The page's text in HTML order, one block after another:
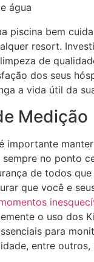
água
piscina bem
resort.
de
dos seus
a vida útil da
Medição
importante
sempre no ponto
de todos
que você e
o uso dos
para
entre outros,